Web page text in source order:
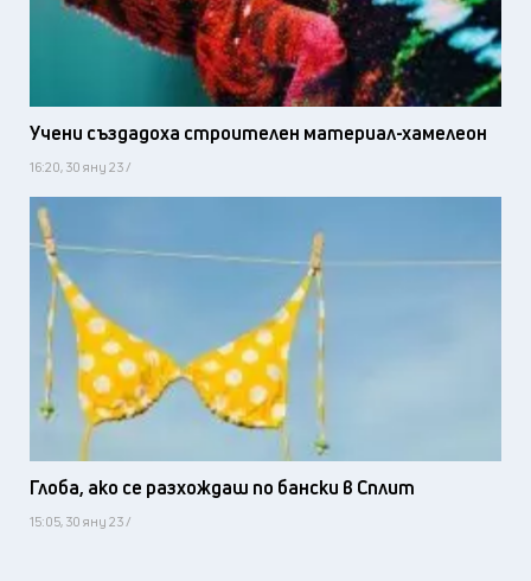
Учени създадоха строителен материал-хамелеон
16:20, 30 яну 23 /
Глоба, ако се разхождаш по бански в Сплит
15:05, 30 яну 23 /